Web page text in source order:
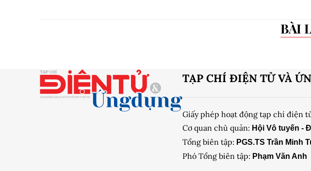
BÀI
TẠP CHÍ ĐIỆN TỬ VÀ
Giấy phép hoạt động tạp chí điện
Cơ quan chủ quản: Hội Vô tuyến -
Tổng biên tập: PGS.TS Trần Minh
Phó Tổng biên tập: Phạm Văn Anh